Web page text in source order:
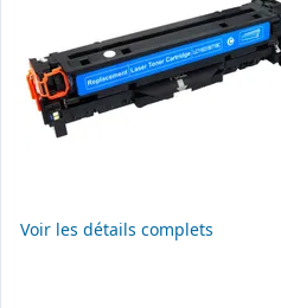
Voir les détails complets